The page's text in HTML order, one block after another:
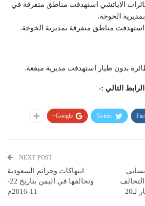
الاباتشي استهدفت مناطق متفرقة في
الخوخة.
بدون طيار استهدفت مديرية ميفعة.
التالي :-
Twitter
Google+
السعودي وفرض الحصار لـ20
NEXT POST
انتهاكات وجرائم السعودية
وتحالفها في اليمن بتاريخ 22-
11-2016م